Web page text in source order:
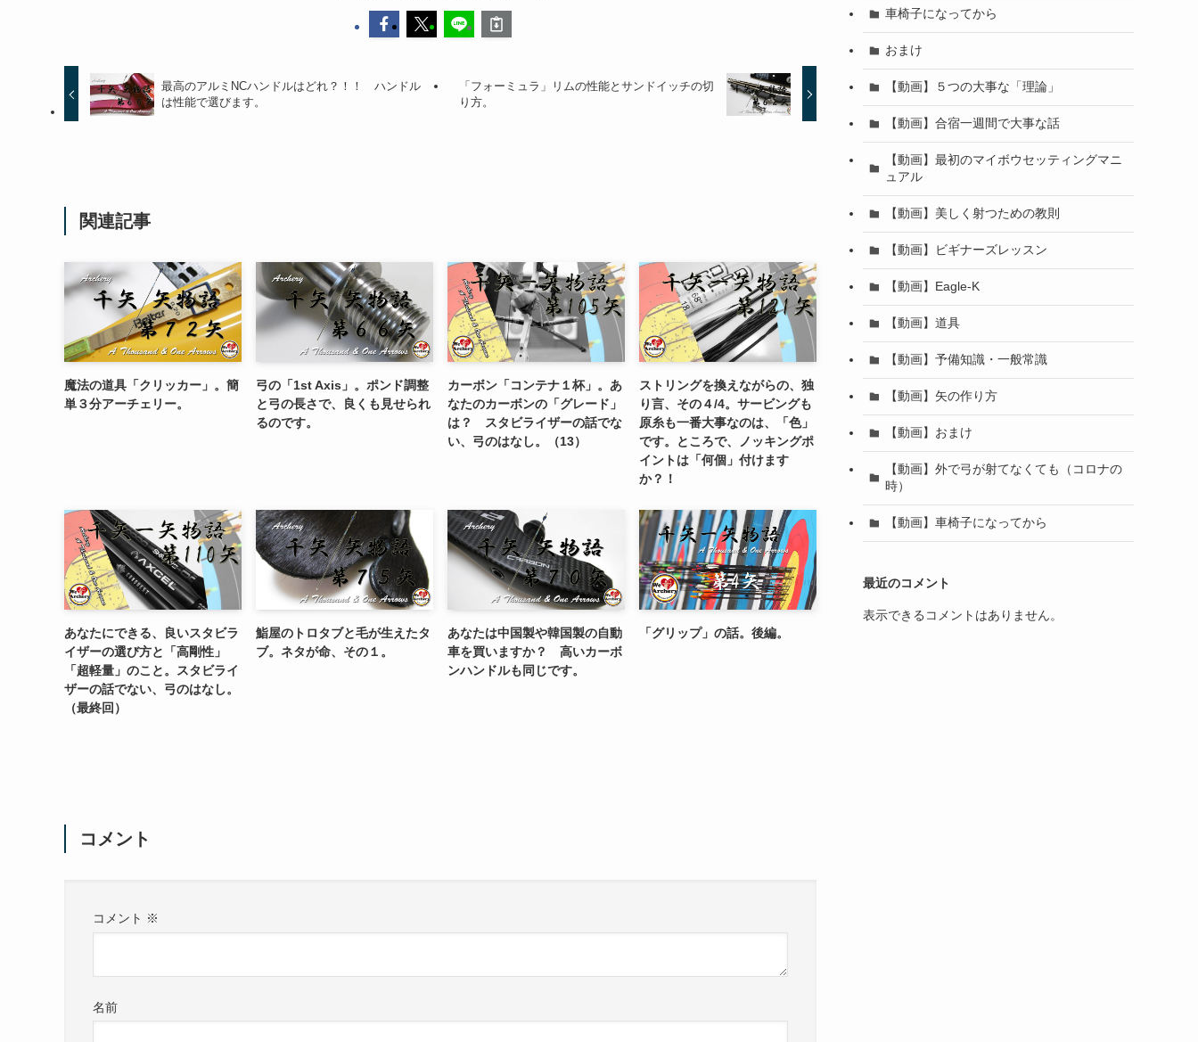
最高のアルミNCハンドルはどれ？！！ ハンドル
は性能で選びます。
「フォーミュラ」リムの性能とサンドイッチの切
り方。
関連記事
魔法の道具「クリッカー」。簡
単３分アーチェリー。
弓の「1st Axis」。ポンド調整
と弓の長さで、良くも見せられ
るのです。
カーボン「コンテナ１杯」。あ
なたのカーボンの「グレード」
は？ スタビライザーの話でな
い、弓のはなし。（13）
ストリングを換えながらの、独
り言、その４/4。サービングも
原糸も一番大事なのは、「色」
です。ところで、ノッキングポ
イントは「何個」付けます
か？！
あなたにできる、良いスタビラ
イザーの選び方と「高剛性」
「超軽量」のこと。スタビライ
ザーの話でない、弓のはなし。
（最終回）
鮨屋のトロタブと毛が生えたタ
ブ。ネタが命、その１。
あなたは中国製や韓国製の自動
車を買いますか？ 高いカーボ
ンハンドルも同じです。
「グリップ」の話。後編。
コメント
コメント ※
名前
車椅子になってから
おまけ
【動画】５つの大事な「理論」
【動画】合宿一週間で大事な話
【動画】最初のマイボウセッティングマニ
ュアル
【動画】美しく射つための教則
【動画】ビギナーズレッスン
【動画】Eagle-K
【動画】道具
【動画】予備知識・一般常識
【動画】矢の作り方
【動画】おまけ
【動画】外で弓が射てなくても（コロナの
時）
【動画】車椅子になってから
最近のコメント
表示できるコメントはありません。